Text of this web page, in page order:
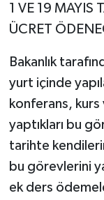
1 VE 19 MAYIS
ÜCRET
Bakanlık
yurt içinde
konferans,
yaptıkları bu
tarihte
bu görevlerini
ek ders